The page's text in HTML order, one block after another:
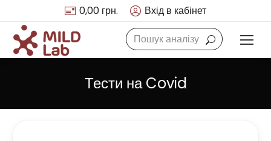
0,00 грн. Вхід в кабінет
Search:
Тести на Covid